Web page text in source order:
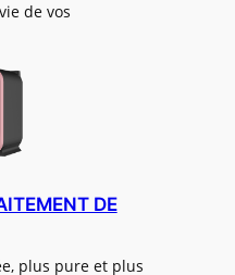
de vos
DE
plus pure et plus